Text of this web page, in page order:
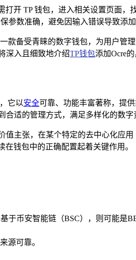
打开 TP 钱包，进入相关设置页面，
数准确，避免因输入错误导致添
款备受青睐的数字钱包，为用户管
深入且细致地介绍TP钱包添加Ocre
它以安全可靠、功能丰富著称，提
适的管理方式，满足多样化的数字
主张，在某个特定的去中心化应
钱包中的正确配置起着关键作用。
于币安智能链（BSC），则可能是
源可靠。